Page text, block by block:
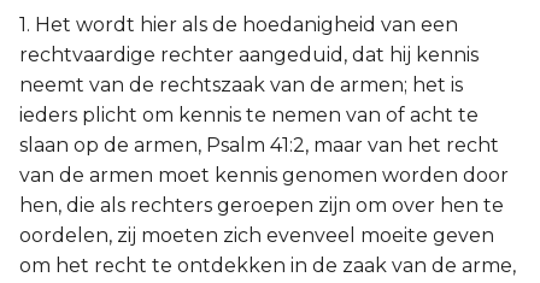
1. Het wordt hier als de hoedanigheid van een
rechtvaardige rechter aangeduid, dat hij kennis
neemt van de rechtszaak van de armen; het is
ieders plicht om kennis te nemen van of acht te
slaan op de armen, Psalm 41:2, maar van het recht
van de armen moet kennis genomen worden door
hen, die als rechters geroepen zijn om over hen te
oordelen, zij moeten zich evenveel moeite geven
om het recht te ontdekken in de zaak van de arme,